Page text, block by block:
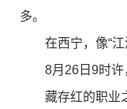
多。
在西宁，像“
8月26日9时
藏存红的职业